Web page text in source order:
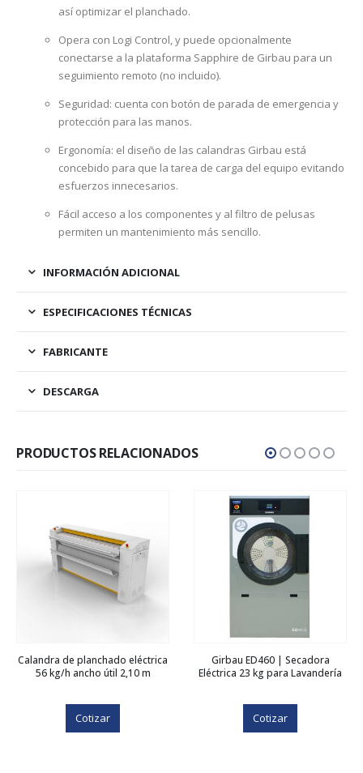
así optimizar el planchado.
Opera con Logi Control, y puede opcionalmente
conectarse a la plataforma Sapphire de Girbau para un
seguimiento remoto (no incluido).
Seguridad: cuenta con botón de parada de emergencia y
protección para las manos.
Ergonomía: el diseño de las calandras Girbau está
concebido para que la tarea de carga del equipo evitando
esfuerzos innecesarios.
Fácil acceso a los componentes y al filtro de pelusas
permiten un mantenimiento más sencillo.
INFORMACIÓN ADICIONAL
ESPECIFICACIONES TÉCNICAS
FABRICANTE
DESCARGA
PRODUCTOS RELACIONADOS
Calandra de planchado eléctrica
56 kg/h ancho útil 2,10 m
Cotizar
Girbau ED460 | Secadora
Eléctrica 23 kg para Lavandería
Cotizar